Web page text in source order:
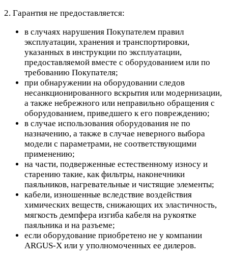
2. Гарантия не предоставляется:
в случаях нарушения Покупателем правил
эксплуатации, хранения и транспортировки,
указанных в инструкции по эксплуатации,
предоставляемой вместе с оборудованием или по
требованию Покупателя;
при обнаружении на оборудовании следов
несанкционированного вскрытия или модернизации,
а также небрежного или неправильно обращения с
оборудованием, приведшего к его повреждению;
в случае использования оборудования не по
назначению, а также в случае неверного выбора
модели с параметрами, не соответствующими
применению;
на части, подверженные естественному износу и
старению такие, как фильтры, наконечники
паяльников, нагревательные и чистящие элементы;
кабели, изношенные вследствие воздействия
химических веществ, снижающих их эластичность,
мягкость демпфера изгиба кабеля на рукоятке
паяльника и на разъеме;
если оборудование приобретено не у компании
ARGUS-X или у уполномоченных ее дилеров.